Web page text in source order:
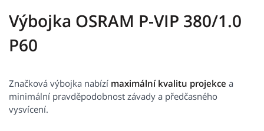
Výbojka OSRAM P-VIP 380/1.0
P60
Značková výbojka nabízí maximální kvalitu projekce a
minimální pravděpodobnost závady a předčasného
vysvícení.